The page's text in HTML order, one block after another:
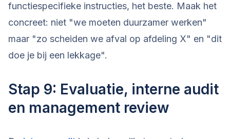
functiespecifieke instructies, het beste. Maak het
concreet: niet "we moeten duurzamer werken"
maar "zo scheiden we afval op afdeling X" en "dit
doe je bij een lekkage".
Stap 9: Evaluatie, interne audit
en management review